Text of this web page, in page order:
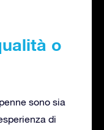
o
sono sia
di